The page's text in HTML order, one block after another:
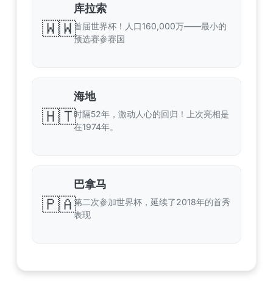
🇼🇼
库拉索
首届世界杯！人口160,000万——最小的
预选赛参赛国
🇭🇹
海地
时隔52年，激动人心的回归！上次亮相是
在1974年。
🇵🇦
巴拿马
第二次参加世界杯，延续了2018年的首秀
表现